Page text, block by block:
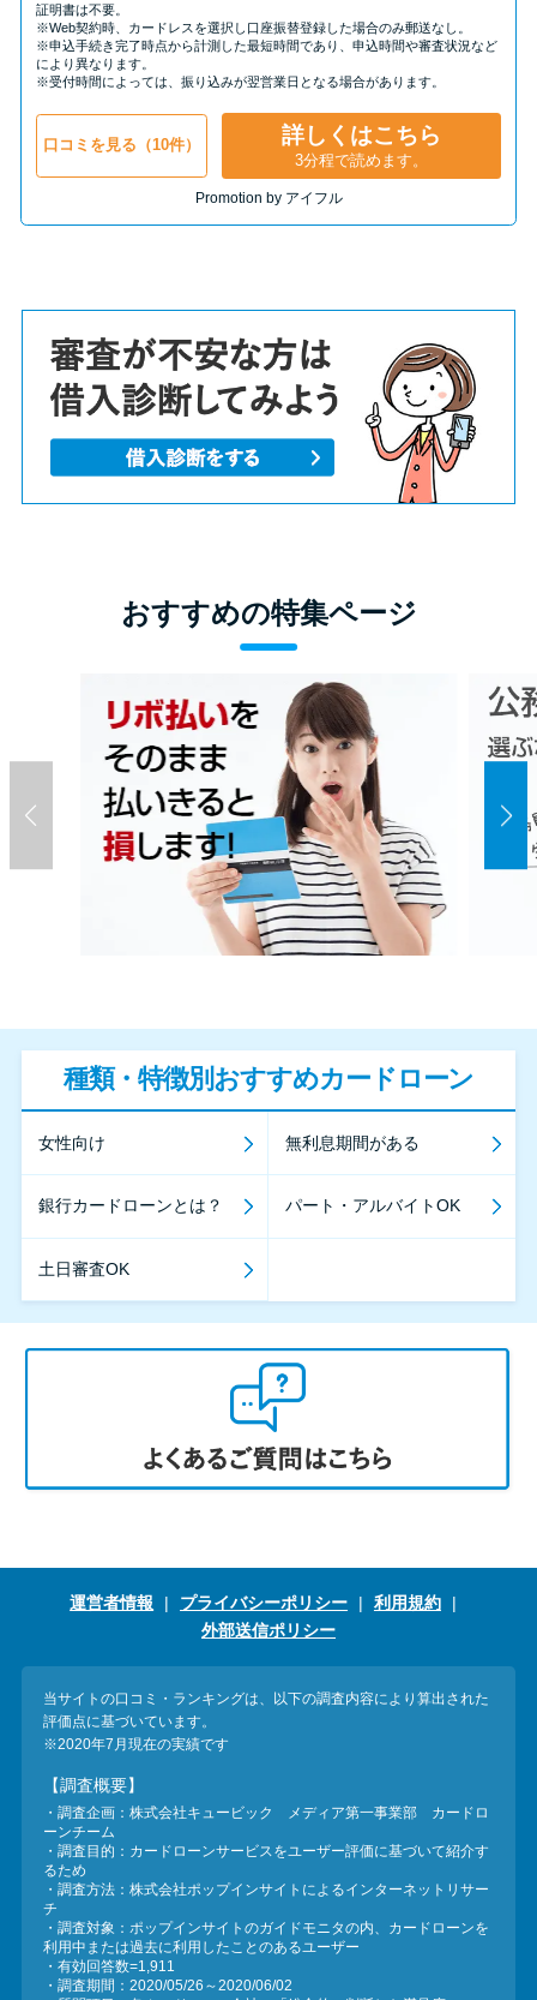
証明書は不要。
※Web契約時、カードレスを選択し口座振替登録した場合のみ郵送なし。
※申込手続き完了時点から計測した最短時間であり、申込時間や審査状況など
により異なります。
※受付時間によっては、振り込みが翌営業日となる場合があります。
口コミを見る（10件） 詳しくはこちら
3分程で読めます。
Promotion by アイフル
おすすめの特集ページ
種類・特徴別おすすめカードローン
女性向け 無利息期間がある
銀行カードローンとは？ パート・アルバイトOK
土日審査OK
運営者情報 プライバシーポリシー
利用規約
外部送信ポリシー
当サイトの口コミ・ランキングは、以下の調査内容により算出された
評価点に基づいています。
※2020年7月現在の実績です
【調査概要】
・調査企画：株式会社キュービック メディア第一事業部 カードロ
ーンチーム
・調査目的：カードローンサービスをユーザー評価に基づいて紹介す
るため
・調査方法：株式会社ポップインサイトによるインターネットリサー
チ
・調査対象：ポップインサイトのガイドモニタの内、カードローンを
利用中または過去に利用したことのあるユーザー
・有効回答数=1,911
・調査期間：2020/05/26～2020/06/02